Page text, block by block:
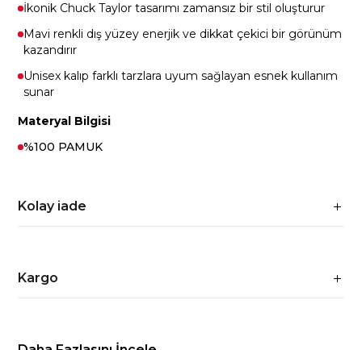
İkonik Chuck Taylor tasarımı zamansız bir stil oluşturur
Mavi renkli dış yüzey enerjik ve dikkat çekici bir görünüm
kazandırır
Unisex kalıp farklı tarzlara uyum sağlayan esnek kullanım
sunar
Materyal Bilgisi
%100 PAMUK
Kolay iade
Kargo